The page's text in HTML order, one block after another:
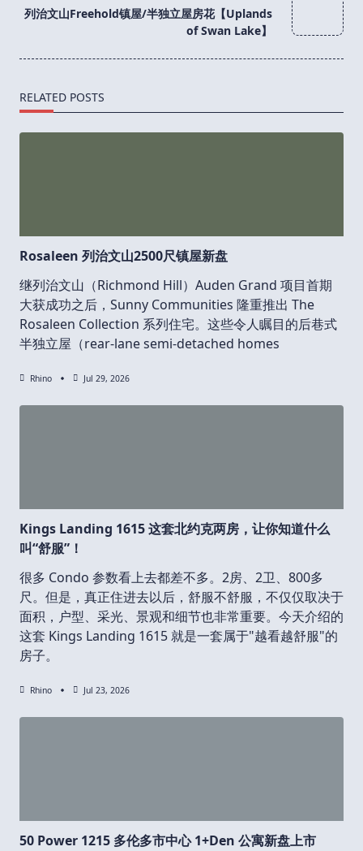
reader-
列治文山Freehold镇屋/半独立屋房花【Uplands
of Swan Lake】
RELATED POSTS
Rosaleen 列治文山2500尺镇屋新盘
继列治文山（Richmond Hill）Auden Grand 项目首期
大获成功之后，Sunny Communities 隆重推出 The
Rosaleen Collection 系列住宅。这些令人瞩目的后巷式
半独立屋（rear-lane semi-detached homes
Rhino Jul 29, 2026
Kings Landing 1615 这套北约克两房，让你知道什么
叫“舒服”！
很多 Condo 参数看上去都差不多。2房、2卫、800多
尺。但是，真正住进去以后，舒服不舒服，不仅仅取决于
面积，户型、采光、景观和细节也非常重要。今天介绍的
这套 Kings Landing 1615 就是一套属于"越看越舒服"的
房子。
Rhino Jul 23, 2026
50 Power 1215 多伦多市中心 1+Den 公寓新盘上市